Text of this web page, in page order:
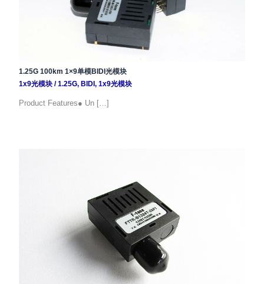
1.25G 100km 1×9单模BIDI光模块
1x9光模块/1.25G, BIDI , 1x9光模块
Product Features● Un […]